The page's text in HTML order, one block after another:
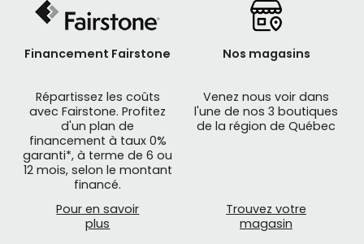
Financement Fairstone
Répartissez les coûts
avec Fairstone. Profitez
d'un plan de
financement à taux 0%
garanti*, à terme de 6 ou
12 mois, selon le montant
financé.
Pour en savoir
plus
Nos magasins
Venez nous voir dans
l'une de nos 3 boutiques
de la région de Québec
Trouvez votre
magasin